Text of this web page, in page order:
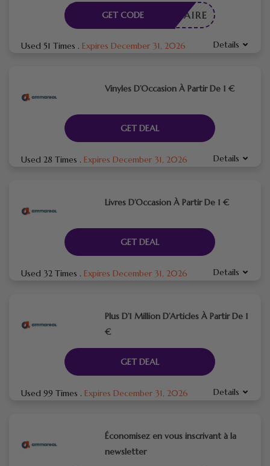
CESSAIRE
GET CODE
Used 51 Times . Expires December 31, 2026 Details
Vinyles D’Occasion À Partir De 1 €
GET DEAL
Used 28 Times . Expires December 31, 2026 Details
Livres D’Occasion À Partir De 1 €
GET DEAL
Used 32 Times . Expires December 31, 2026 Details
Plus D’1 Million D’Articles À Partir De 1
€
GET DEAL
Used 99 Times . Expires December 31, 2026 Details
Économisez en vous inscrivant à la
newsletter